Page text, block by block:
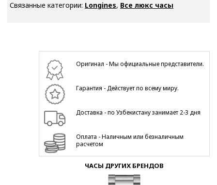
Связанные категории: Longines, Все люкс часы
Оригинал - Мы официальные представители.
Гарантия - Действует по всему миру.
Доставка - по Узбекистану занимает 2-3 дня
Оплата - Наличным или безналичным
расчетом
ЧАСЫ ДРУГИХ БРЕНДОВ